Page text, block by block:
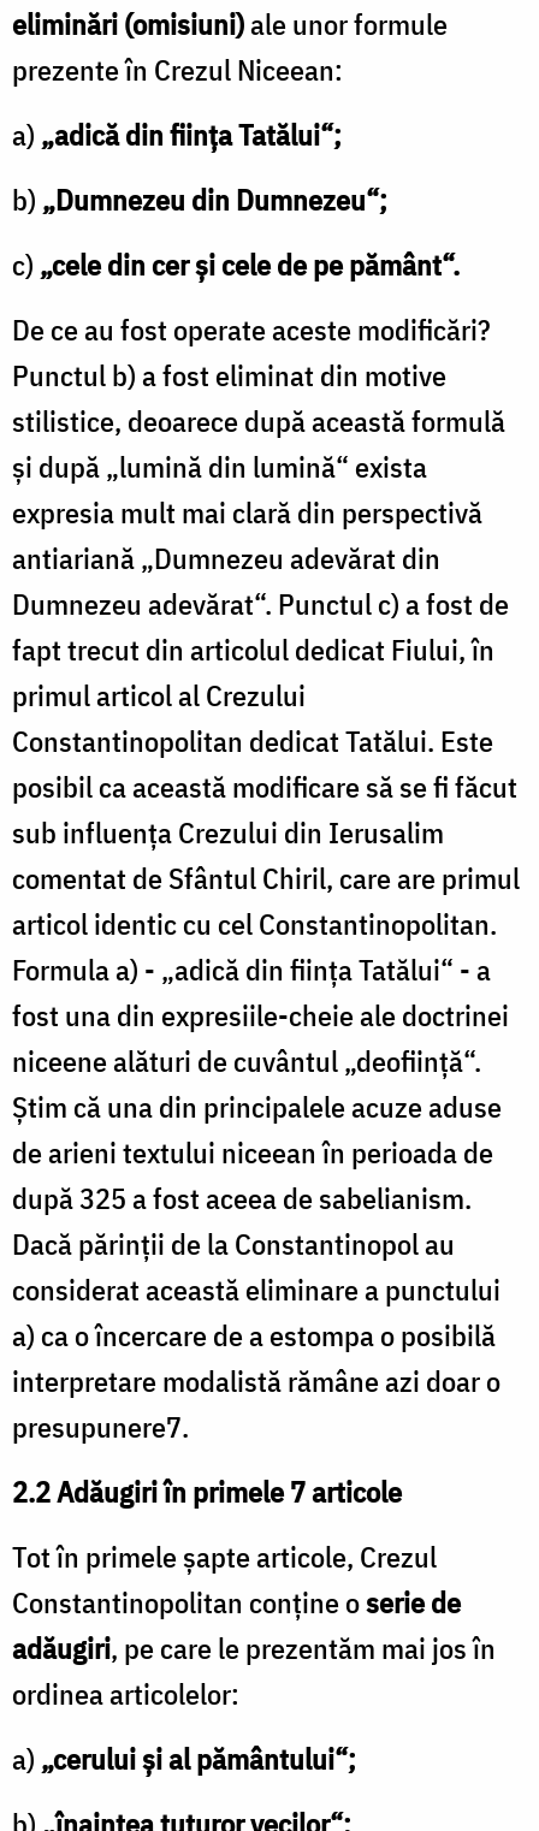
eliminări (omisiuni)ale unor formule
prezente în Crezul Niceean:
a) „adică din ființa Tatălui“;
b) „Dumnezeu din Dumnezeu“;
c) „cele din cer și cele de pe pământ“.
De ce au fost operate aceste modificări?
Punctul b) a fost eliminat din motive
stilistice, deoarece după această formulă
și după „lumină din lumină“ exista
expresia mult mai clară din perspectivă
antiariană „Dumnezeu adevărat din
Dumnezeu adevărat“. Punctul c) a fost de
fapt trecut din articolul dedicat Fiului, în
primul articol al Crezului
Constantinopolitan dedicat Tatălui. Este
posibil ca această modificare să se fi făcut
sub influența Crezului din Ierusalim
comentat de Sfântul Chiril, care are primul
articol identic cu cel Constantinopolitan.
Formula a) - „adică din ființa Tatălui“ - a
fost una din expresiile-cheie ale doctrinei
niceene alături de cuvântul „deoființă“.
Știm că una din principalele acuze aduse
de arieni textului niceean în perioada de
după 325 a fost aceea de sabelianism.
Dacă părinții de la Constantinopol au
considerat această eliminare a punctului
a) ca o încercare de a estompa o posibilă
interpretare modalistă rămâne azi doar o
presupunere7.
2.2 Adăugiri în primele 7 articole
Tot în primele șapte articole, Crezul
Constantinopolitan conține oserie de
adăugiri, pe care le prezentăm mai jos în
ordinea articolelor:
a) „cerului şi al pământului“;